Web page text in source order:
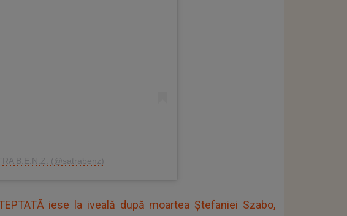
B.E.N.Z. (@satrabenz)
iese la iveală după moartea Ștefaniei Szabo,